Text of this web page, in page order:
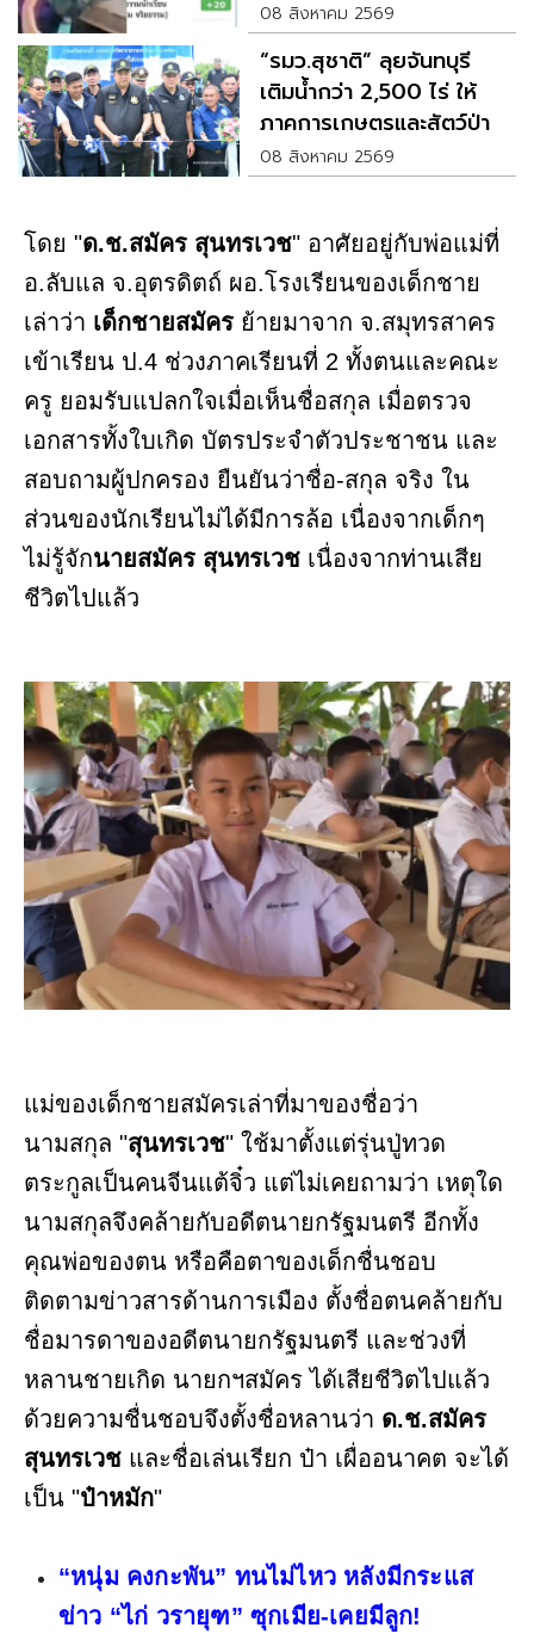
08 สิงหาคม 2569
“รมว.สุชาติ” ลุยจันทบุรี
เติมน้ำกว่า 2,500 ไร่ ให้
ภาคการเกษตรและสัตว์ป่า
08 สิงหาคม 2569
โดย "ด.ช.สมัคร สุนทรเวช" อาศัยอยู่กับพ่อแม่ที่
อ.ลับแล จ.อุตรดิตถ์ ผอ.โรงเรียนของเด็กชาย
เล่าว่า เด็กชายสมัคร ย้ายมาจาก จ.สมุทรสาคร
เข้าเรียน ป.4 ช่วงภาคเรียนที่ 2 ทั้งตนและคณะ
ครู ยอมรับแปลกใจเมื่อเห็นชื่อสกุล เมื่อตรวจ
เอกสารทั้งใบเกิด บัตรประจำตัวประชาชน และ
สอบถามผู้ปกครอง ยืนยันว่าชื่อ-สกุล จริง ใน
ส่วนของนักเรียนไม่ได้มีการล้อ เนื่องจากเด็กๆ
ไม่รู้จักนายสมัคร สุนทรเวช เนื่องจากท่านเสีย
ชีวิตไปแล้ว
แม่ของเด็กชายสมัครเล่าที่มาของชื่อว่า
นามสกุล "สุนทรเวช" ใช้มาตั้งแต่รุ่นปู่ทวด
ตระกูลเป็นคนจีนแต้จิ๋ว แต่ไม่เคยถามว่า เหตุใด
นามสกุลจึงคล้ายกับอดีตนายกรัฐมนตรี อีกทั้ง
คุณพ่อของตน หรือคือตาของเด็กชื่นชอบ
ติดตามข่าวสารด้านการเมือง ตั้งชื่อตนคล้ายกับ
ชื่อมารดาของอดีตนายกรัฐมนตรี และช่วงที่
หลานชายเกิด นายกฯสมัคร ได้เสียชีวิตไปแล้ว
ด้วยความชื่นชอบจึงตั้งชื่อหลานว่า ด.ช.สมัคร
สุนทรเวช และชื่อเล่นเรียก ป๋า เผื่ออนาคต จะได้
เป็น "ป๋าหมัก"
“หนุ่ม คงกะพัน” ทนไม่ไหว หลังมีกระแส
ข่าว “ไก่ วรายุฑ” ซุกเมีย-เคยมีลูก!